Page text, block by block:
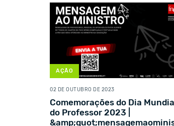
AÇÃO
02 DE OUTUBRO DE 2023
Comemorações do Dia Mundial
do Professor 2023 |